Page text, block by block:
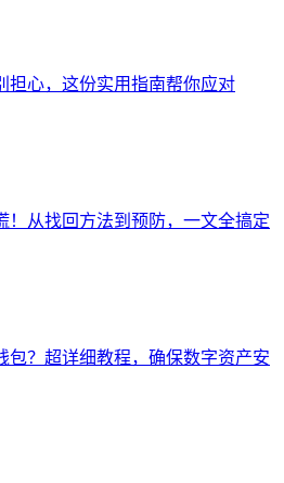
担心，这份实用指南帮你应对
！从找回方法到预防，一文全搞定
包？超详细教程，确保数字资产安